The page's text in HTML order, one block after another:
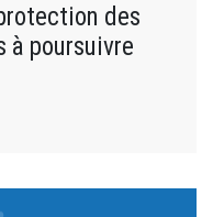
des
poursuivre